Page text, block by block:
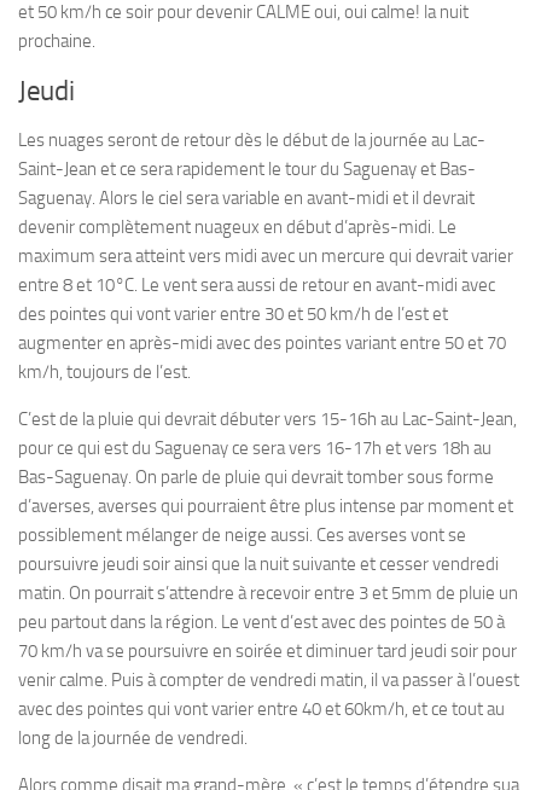
et 50 km/h ce soir pour devenir CALME oui, oui calme! la nuit
prochaine.
Jeudi
Les nuages seront de retour dès le début de la journée au Lac-
Saint-Jean et ce sera rapidement le tour du Saguenay et Bas-
Saguenay. Alors le ciel sera variable en avant-midi et il devrait
devenir complètement nuageux en début d’après-midi. Le
maximum sera atteint vers midi avec un mercure qui devrait varier
entre 8 et 10°C. Le vent sera aussi de retour en avant-midi avec
des pointes qui vont varier entre 30 et 50 km/h de l’est et
augmenter en après-midi avec des pointes variant entre 50 et 70
km/h, toujours de l’est.
C’est de la pluie qui devrait débuter vers 15-16h au Lac-Saint-Jean,
pour ce qui est du Saguenay ce sera vers 16-17h et vers 18h au
Bas-Saguenay. On parle de pluie qui devrait tomber sous forme
d’averses, averses qui pourraient être plus intense par moment et
possiblement mélanger de neige aussi. Ces averses vont se
poursuivre jeudi soir ainsi que la nuit suivante et cesser vendredi
matin. On pourrait s’attendre à recevoir entre 3 et 5mm de pluie un
peu partout dans la région. Le vent d’est avec des pointes de 50 à
70 km/h va se poursuivre en soirée et diminuer tard jeudi soir pour
venir calme. Puis à compter de vendredi matin, il va passer à l’ouest
avec des pointes qui vont varier entre 40 et 60km/h, et ce tout au
long de la journée de vendredi.
Alors comme disait ma grand-mère, « c’est le temps d’étendre sua